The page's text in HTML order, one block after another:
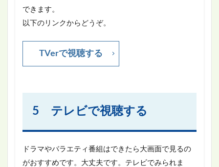
できます。
以下のリンクからどうぞ。
TVerで視聴する
5 テレビで視聴する
ドラマやバラエティ番組はできたら大画面で見るの
がおすすめです。大丈夫です。テレビでみられま